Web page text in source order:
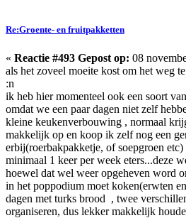
Re:Groente- en fruitpakketten
« Reactie #493 Gepost op: 08
als het zoveel moeite kost om het weg
:n
ik heb hier momenteel ook een soort
omdat we een paar dagen niet zelf
kleine keukenverbouwing , normaal
makkelijk op en koop ik zelf nog een
erbij(roerbakpakketje, of soepgroen
minimaal 1 keer per week eters...deze
hoewel dat wel weer opgeheven word
in het poppodium moet koken(erwten
dagen met turks brood , twee
organiseren, dus lekker makkelijk